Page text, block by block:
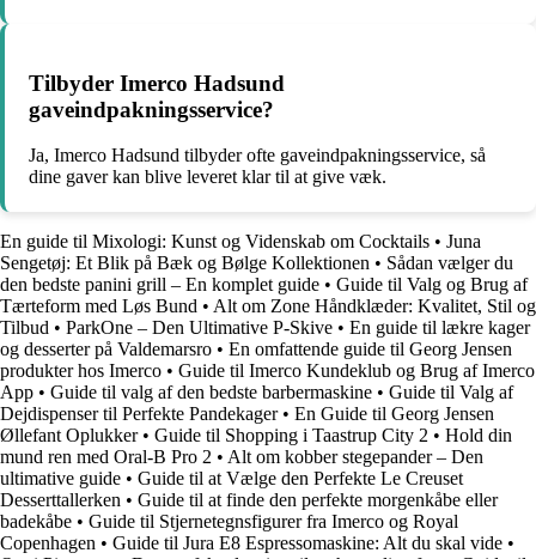
Tilbyder Imerco Hadsund
gaveindpakningsservice?
Ja, Imerco Hadsund tilbyder ofte gaveindpakningsservice, så
dine gaver kan blive leveret klar til at give væk.
En guide til Mixologi: Kunst og Videnskab om Cocktails • Juna
Sengetøj: Et Blik på Bæk og Bølge Kollektionen • Sådan vælger du
den bedste panini grill – En komplet guide • Guide til Valg og Brug af
Tærteform med Løs Bund • Alt om Zone Håndklæder: Kvalitet, Stil og
Tilbud • ParkOne – Den Ultimative P-Skive • En guide til lækre kager
og desserter på Valdemarsro • En omfattende guide til Georg Jensen
produkter hos Imerco • Guide til Imerco Kundeklub og Brug af Imerco
App • Guide til valg af den bedste barbermaskine • Guide til Valg af
Dejdispenser til Perfekte Pandekager• En Guide til Georg Jensen
Øllefant Oplukker• Guide til Shopping i Taastrup City 2 • Hold din
mund ren med Oral-B Pro 2 • Alt om kobber stegepander – Den
ultimative guide • Guide til at Vælge den Perfekte Le Creuset
Desserttallerken • Guide til at finde den perfekte morgenkåbe eller
badekåbe • Guide til Stjernetegnsfigurer fra Imerco og Royal
Copenhagen • Guide til Jura E8 Espressomaskine: Alt du skal vide •